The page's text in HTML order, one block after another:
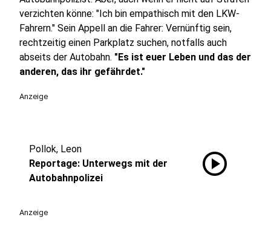
verzichten könne: "Ich bin empathisch mit den LKW-
Fahrern." Sein Appell an die Fahrer: Vernünftig sein,
rechtzeitig einen Parkplatz suchen, notfalls auch
abseits der Autobahn. "Es ist euer Leben und das der
anderen, das ihr gefährdet."
Anzeige
Pollok, Leon
Reportage: Unterwegs mit der
Autobahnpolizei
play_circle
Anzeige